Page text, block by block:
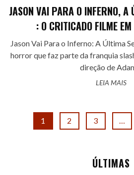
JASON VAI PARA O INFERNO, A
: O CRITICADO FILME
Jason Vai Para o Inferno: A Última
horror que faz parte da franquia
direção de Adam
LEIA MAIS
1 2 3
ÚLTIMAS